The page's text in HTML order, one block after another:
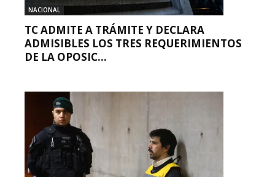
NACIONAL
TC ADMITE A TRÁMITE Y DECLARA
ADMISIBLES LOS TRES REQUERIMIENTOS
DE LA OPOSIC...